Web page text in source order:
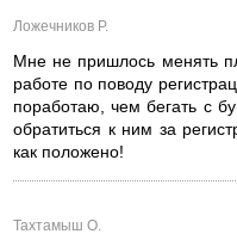
Ложечников Р.
Мне не пришлось менять
работе по поводу
поработаю, чем бегать с
обратиться к ним за
как положено!
Тахтамыш О.